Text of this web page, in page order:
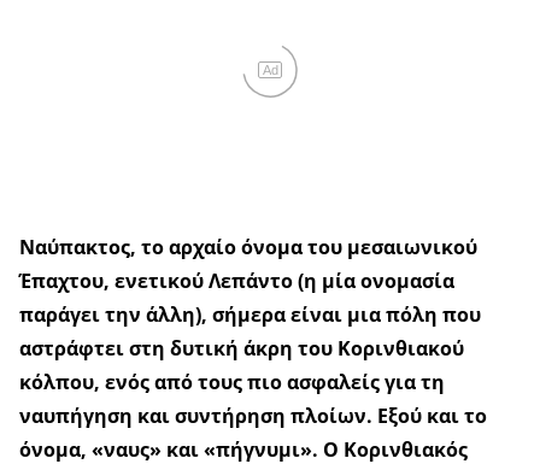
Ad
Ναύπακτος, το αρχαίο όνομα του μεσαιωνικού
Έπαχτου, ενετικού Λεπάντο (η μία ονομασία
παράγει την άλλη), σήμερα είναι μια πόλη που
αστράφτει στη δυτική άκρη του Κορινθιακού
κόλπου, ενός από τους πιο ασφαλείς για τη
ναυπήγηση και συντήρηση πλοίων. Εξού και το
όνομα, «ναυς» και «πήγνυμι». Ο Κορινθιακός